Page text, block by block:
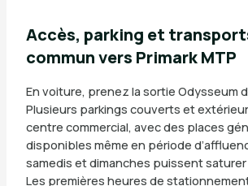
Accès, parking et
commun vers Primark MTP
En voiture, prenez la sortie Odysseum
Plusieurs parkings couverts et
centre commercial, avec des places
disponibles même en période
samedis et dimanches puissent
Les premières heures de